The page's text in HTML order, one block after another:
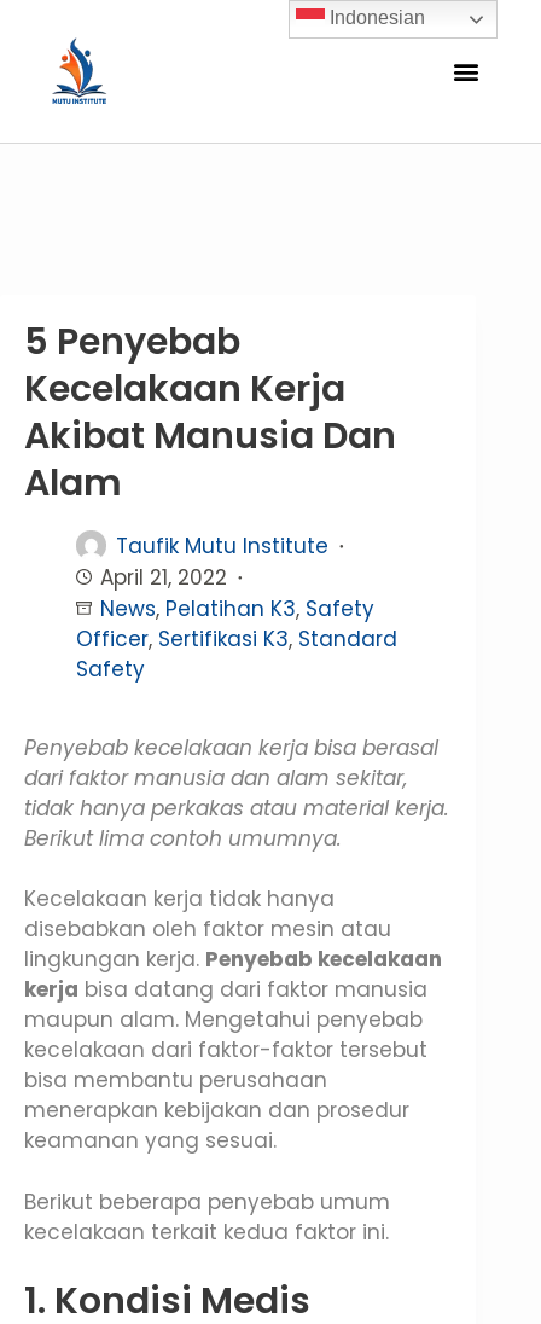
5 Penyebab
Kecelakaan Kerja
Akibat Manusia Dan
Alam
Taufik Mutu Institute
April 21, 2022
News, Pelatihan K3, Safety
Officer, Sertifikasi K3, Standard
Safety
Penyebab kecelakaan kerja bisa berasal
dari faktor manusia dan alam sekitar,
tidak hanya perkakas atau material kerja.
Berikut lima contoh umumnya.
Kecelakaan kerja tidak hanya
disebabkan oleh faktor mesin atau
lingkungan kerja. Penyebab kecelakaan
kerja bisa datang dari faktor manusia
maupun alam. Mengetahui penyebab
kecelakaan dari faktor-faktor tersebut
bisa membantu perusahaan
menerapkan kebijakan dan prosedur
keamanan yang sesuai.
Berikut beberapa penyebab umum
kecelakaan terkait kedua faktor ini.
1. Kondisi Medis
Indonesian